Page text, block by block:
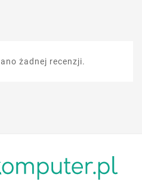
żadnej recenzji.